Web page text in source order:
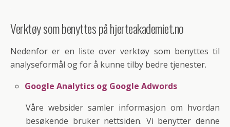
Verktøy som benyttes på hjerteakademiet.no
Nedenfor er en liste over verktøy som benyttes til
analyseformål og for å kunne tilby bedre tjenester.
Google Analytics og Google Adwords
Våre websider samler informasjon om hvordan
besøkende bruker nettsiden. Vi benytter denne